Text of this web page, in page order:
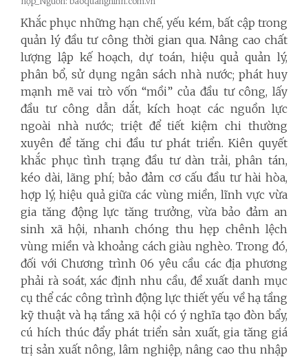
Khắc phục những hạn chế, yếu kém, bất cập trong
quản lý đầu tư công thời gian qua. Nâng cao chất
lượng lập kế hoạch, dự toán, hiệu quả quản lý,
phân bổ, sử dụng ngân sách nhà nước; phát huy
mạnh mẽ vai trò vốn “mồi” của đầu tư công, lấy
đầu tư công dẫn dắt, kích hoạt các nguồn lực
ngoài nhà nước; triệt để tiết kiệm chi thường
xuyên để tăng chi đầu tư phát triển. Kiên quyết
khắc phục tình trạng đầu tư dàn trải, phân tán,
kéo dài, lãng phí; bảo đảm cơ cấu đầu tư hài hòa,
hợp lý, hiệu quả giữa các vùng miền, lĩnh vực vừa
gia tăng động lực tăng trưởng, vừa bảo đảm an
sinh xã hội, nhanh chóng thu hẹp chênh lệch
vùng miền và khoảng cách giàu nghèo. Trong đó,
đối với Chương trình 06 yêu cầu các địa phương
phải rà soát, xác định nhu cầu, đề xuất danh mục
cụ thể các công trình động lực thiết yếu về hạ tầng
kỹ thuật và hạ tầng xã hội có ý nghĩa tạo đòn bẩy,
cú hích thúc đẩy phát triển sản xuất, gia tăng giá
trị sản xuất nông, lâm nghiệp, nâng cao thu nhập